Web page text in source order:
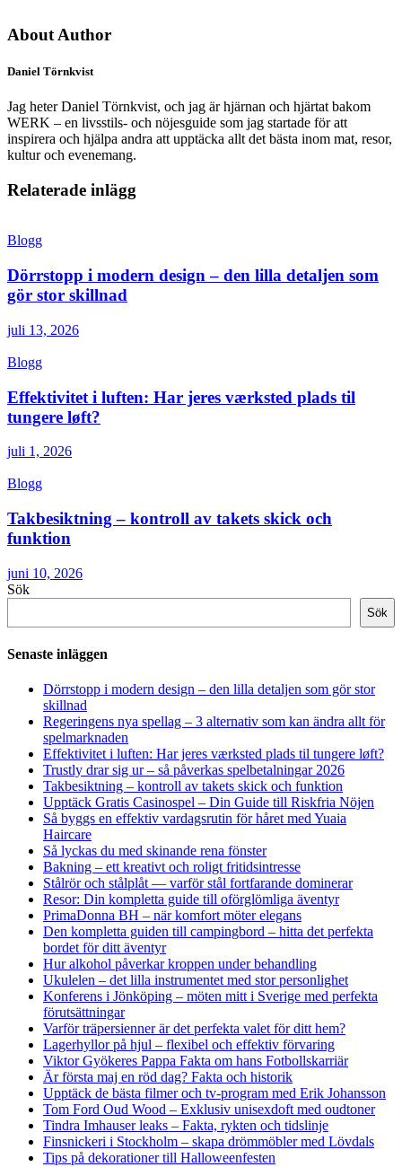
About Author
Daniel Törnkvist
Jag heter Daniel Törnkvist, och jag är hjärnan och hjärtat bakom
WERK – en livsstils- och nöjesguide som jag startade för att
inspirera och hjälpa andra att upptäcka allt det bästa inom mat, resor,
kultur och evenemang.
Relaterade inlägg
Blogg
Dörrstopp i modern design – den lilla detaljen som
gör stor skillnad
juli 13, 2026
Blogg
Effektivitet i luften: Har jeres værksted plads til
tungere løft?
juli 1, 2026
Blogg
Takbesiktning – kontroll av takets skick och
funktion
juni 10, 2026
Sök
Sök
Senaste inläggen
Dörrstopp i modern design – den lilla detaljen som gör stor
skillnad
Regeringens nya spellag – 3 alternativ som kan ändra allt för
spelmarknaden
Effektivitet i luften: Har jeres værksted plads til tungere løft?
Trustly drar sig ur – så påverkas spelbetalningar 2026
Takbesiktning – kontroll av takets skick och funktion
Upptäck Gratis Casinospel – Din Guide till Riskfria Nöjen
Så byggs en effektiv vardagsrutin för håret med Yuaia
Haircare
Så lyckas du med skinande rena fönster
Bakning – ett kreativt och roligt fritidsintresse
Stålrör och stålplåt — varför stål fortfarande dominerar
Resor: Din kompletta guide till oförglömliga äventyr
PrimaDonna BH – när komfort möter elegans
Den kompletta guiden till campingbord – hitta det perfekta
bordet för ditt äventyr
Hur alkohol påverkar kroppen under behandling
Ukulelen – det lilla instrumentet med stor personlighet
Konferens i Jönköping – möten mitt i Sverige med perfekta
förutsättningar
Varför träpersienner är det perfekta valet för ditt hem?
Lagerhyllor på hjul – flexibel och effektiv förvaring
Viktor Gyökeres Pappa Fakta om hans Fotbollskarriär
Är första maj en röd dag? Fakta och historik
Upptäck de bästa filmer och tv-program med Erik Johansson
Tom Ford Oud Wood – Exklusiv unisexdoft med oudtoner
Tindra Imhauser leaks – Fakta, rykten och tidslinje
Finsnickeri i Stockholm – skapa drömmöbler med Lövdals
Tips på dekorationer till Halloweenfesten